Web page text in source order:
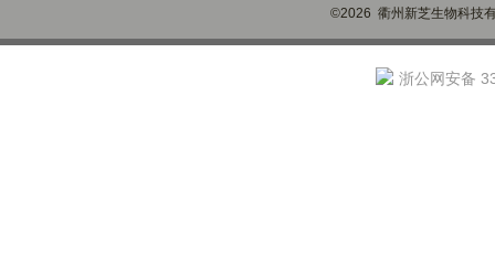
©2026 衢州新芝生物科技
浙公网安备